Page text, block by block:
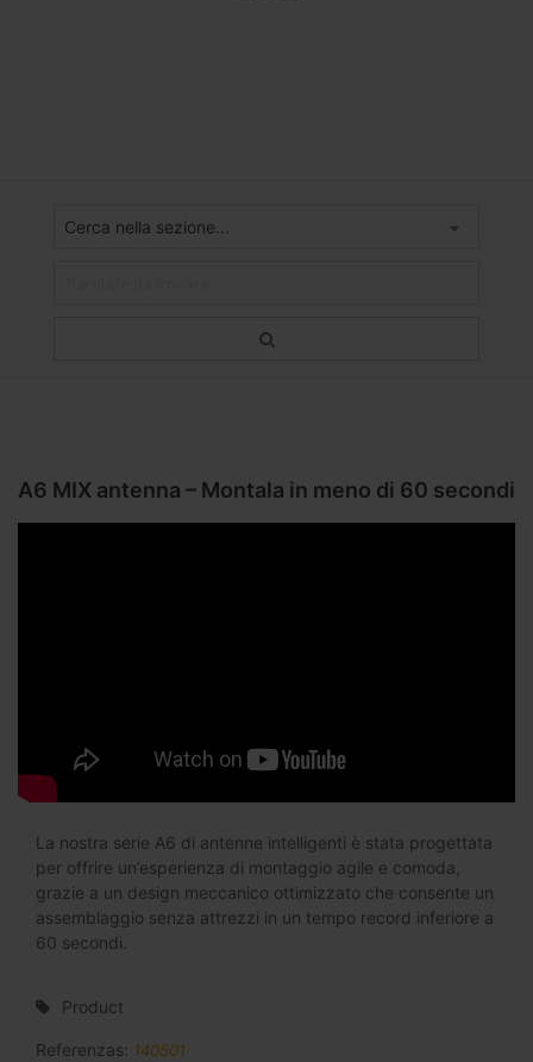
Cerca nella sezione...
A6 MIX antenna – Montala in meno di 60 secondi
La nostra serie A6 di antenne intelligenti è stata progettata
per offrire un’esperienza di montaggio agile e comoda,
grazie a un design meccanico ottimizzato che consente un
assemblaggio senza attrezzi in un tempo record inferiore a
60 secondi.
Product
Referenzas: 140501